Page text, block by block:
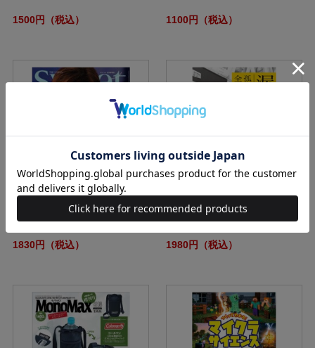
1500円（税込） 1100円（税込）
sweet 2026年 8月号増刊
1830円（税込）
渥美 清 孤独を愛した男の全生涯
1980円（税込）